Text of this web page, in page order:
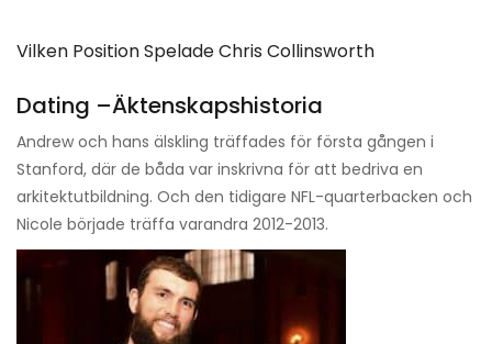
Vilken Position Spelade Chris Collinsworth
Dating –Äktenskapshistoria
Andrew och hans älskling träffades för första gången i
Stanford, där de båda var inskrivna för att bedriva en
arkitektutbildning. Och den tidigare NFL-quarterbacken och
Nicole började träffa varandra 2012-2013.